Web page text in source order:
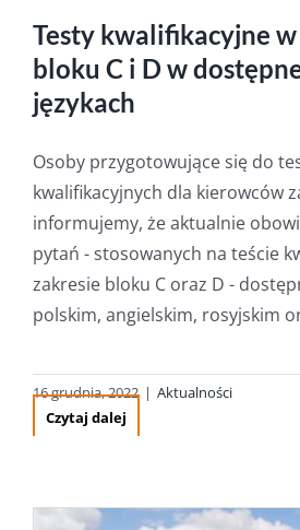
Testy kwalifikacyjne
bloku C i D w
językach
Osoby przygotowujące się do
kwalifikacyjnych dla kierowców
informujemy, że aktualnie
pytań - stosowanych na teście
zakresie bloku C oraz D -
polskim, angielskim, rosyjskim
16 grudnia, 2022 | Aktualności
Czytaj dalej